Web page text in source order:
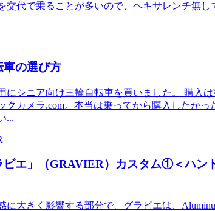
交代で乗ることが多いので、ヘキサレンチ無
車の選び方
にシニア向け三輪自転車を買いました。 購入
クカメラ.com。本当は乗ってから購入したか
...
ビエ」（GRAVIER）カスタム①＜ハン
に大きく影響する部分で、グラビエは、